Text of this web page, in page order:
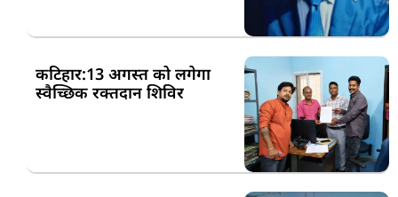
कटिहार:13 अगस्त को लगेगा
स्वैच्छिक रक्तदान शिविर